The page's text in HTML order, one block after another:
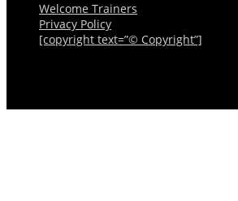
Welcome Trainers
Privacy Policy
[copyright text=”© Copyright”]